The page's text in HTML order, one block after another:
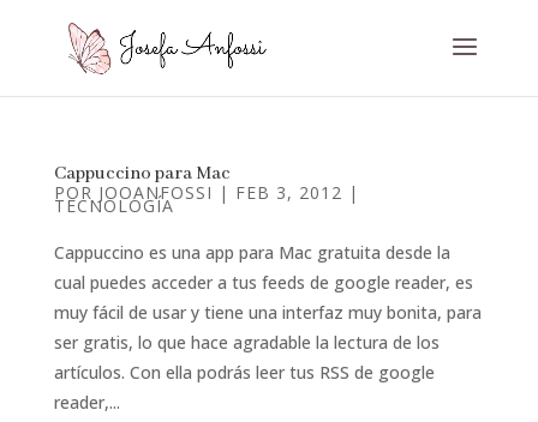
Cappuccino para Mac
POR JOOANFOSSI | FEB 3, 2012 |
TECNOLOGÍA
Cappuccino es una app para Mac gratuita desde la
cual puedes acceder a tus feeds de google reader, es
muy fácil de usar y tiene una interfaz muy bonita, para
ser gratis, lo que hace agradable la lectura de los
artículos. Con ella podrás leer tus RSS de google
reader,...